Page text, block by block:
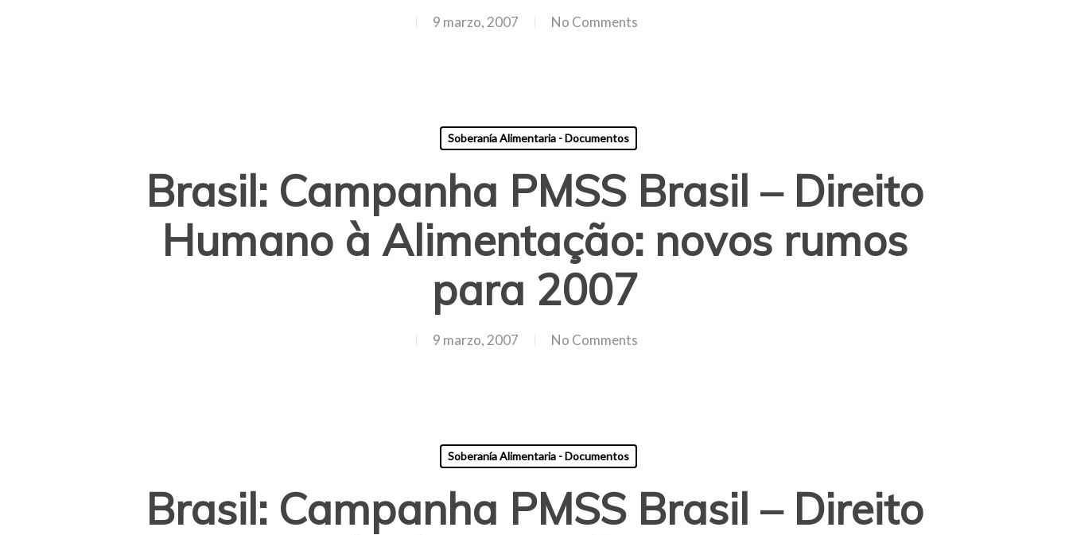
9 marzo, 2007 No Comments
Soberanía Alimentaria - Documentos
Brasil: Campanha PMSS Brasil – Direito
Humano à Alimentação: novos rumos
para 2007
9 marzo, 2007 No Comments
Soberanía Alimentaria - Documentos
Brasil: Campanha PMSS Brasil – Direito